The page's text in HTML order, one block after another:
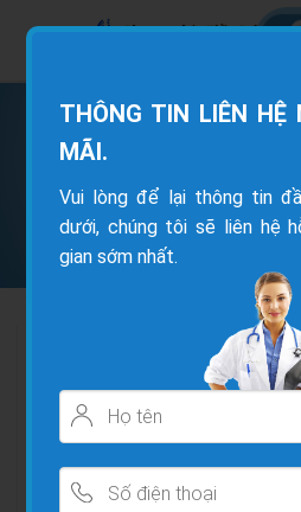
TRANG CHỦ
Chia sẽ của anh Hiếu
Sơn giới
Anh Sơn thoát vị 14mm ,
khó chịu và
THÔNG TIN LIÊN HỆ
MÃI.
Vui lòng để lại thông tin
dưới, chúng tôi sẽ liên hệ
gian sớm nhất.